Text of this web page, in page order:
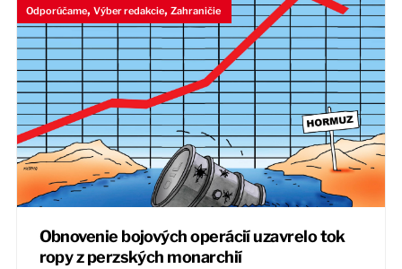
Odporúčame, Výber redakcie, Zahraničie
Obnovenie bojových operácií uzavrelo tok
ropy z perzských monarchií